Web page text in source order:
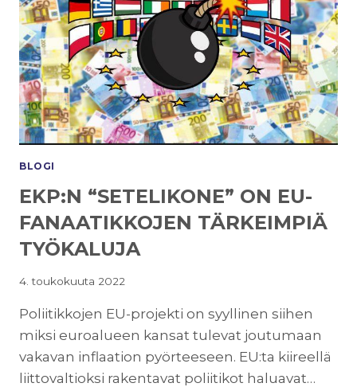
BLOGI
EKP:N “SETELIKONE” ON EU-
FANAATIKKOJEN TÄRKEIMPIÄ
TYÖKALUJA
4. toukokuuta 2022
Poliitikkojen EU-projekti on syyllinen siihen
miksi euroalueen kansat tulevat joutumaan
vakavan inflaation pyörteeseen. EU:ta kiireellä
liittovaltioksi rakentavat poliitikot haluavat…